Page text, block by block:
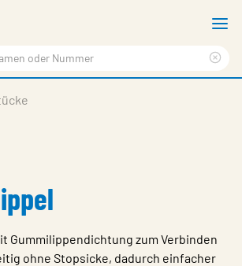
Gummilippendichtung zum Verbinden
ohne Stopsicke, dadurch einfacher